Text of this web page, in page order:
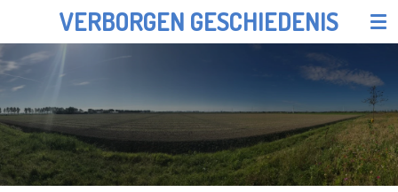
naar
de
hoofdinhoud
VERBORGEN GESCHIEDENIS